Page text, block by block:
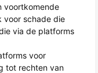
voortkomende
voor schade die
via de platforms
voor
tot rechten van